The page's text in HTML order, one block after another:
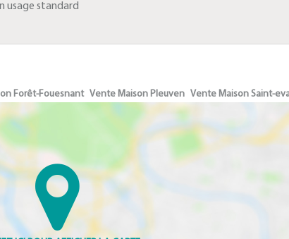
usage standard
Forêt-Fouesnant Vente Maison Pleuven Vente Maison Saint-